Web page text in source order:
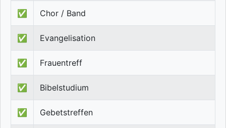
✅ Chor / Band
✅ Evangelisation
✅ Frauentreff
✅ Bibelstudium
✅ Gebetstreffen